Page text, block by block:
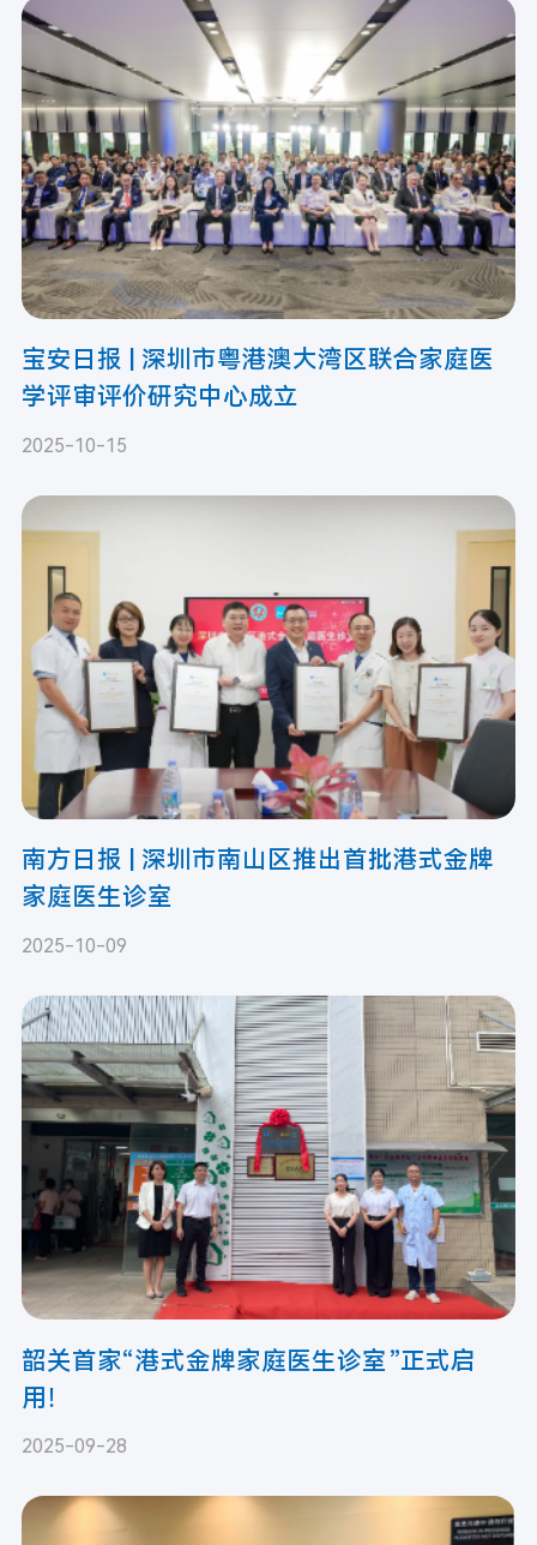
宝安日报 | 深圳市粤港澳大湾区联合家庭医
学评审评价研究中心成立
2025-10-15
南方日报 | 深圳市南山区推出首批港式金牌
家庭医生诊室
2025-10-09
韶关首家“港式金牌家庭医生诊室”正式启
用！
2025-09-28